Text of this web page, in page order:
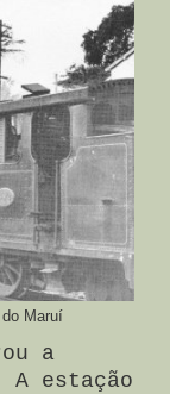
Maruí
a
A estação